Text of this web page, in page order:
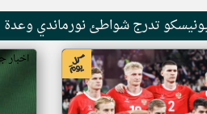
تدرج شواطئ نورماندي وعدة
اخبار